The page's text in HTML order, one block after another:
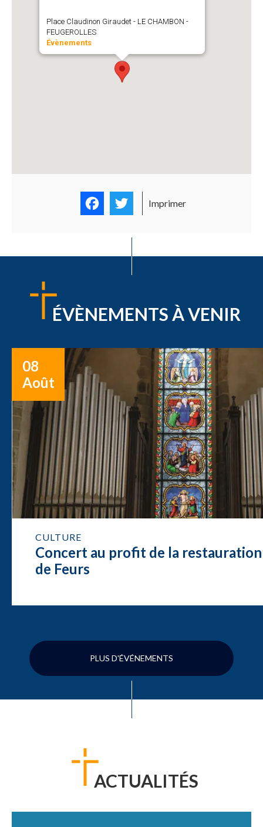
Place Claudinon Giraudet - LE CHAMBON -
FEUGEROLLES
Évènements
FacebookTwitter
Imprimer
ÉVÈNEMENTS À VENIR
08
Août
CULTURE
Concert au profit de la restauration
de Feurs
PLUS D'ÉVÉNEMENTS
ACTUALITÉS